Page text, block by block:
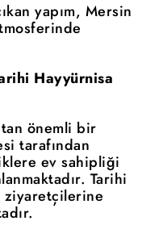
yapım, Mersin
Hayyürnisa
önemli bir
tarafından
ev sahipliği
Tarihi